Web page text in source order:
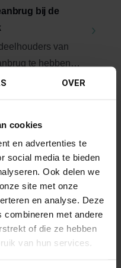
OVER
cookies
en advertenties te
social media te bieden
Ook delen we
site met onze
en analyse. Deze
combineren met andere
of die ze hebben
van hun services.
bij de
van
te hebben
en
PlanGo B.V.